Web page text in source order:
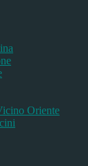
Oriente